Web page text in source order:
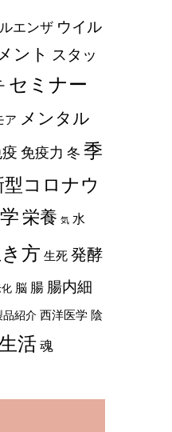
エンザ ウイル
ント スタッ
セミナー
ア メンタル
免疫力 冬 季
型コロナウ
栄養 気 水
方 生死発酵
脳 腸 腸内細
品紹介 西洋医学陰
活魂